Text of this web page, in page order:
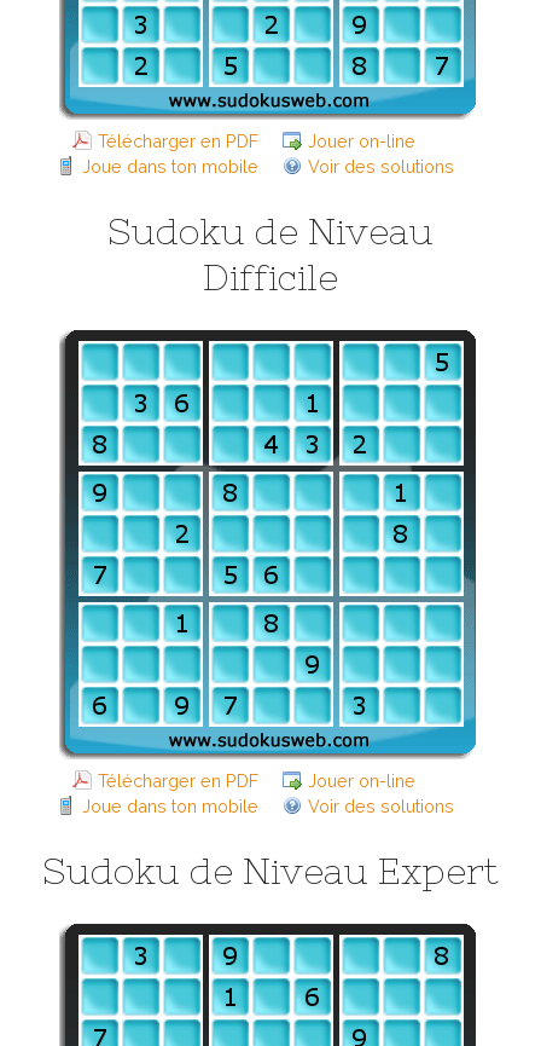
Télécharger en PDF
Jouer on-line
Joue dans ton mobile
Voir des solutions
Sudoku de Niveau
Difficile
Télécharger en PDF
Jouer on-line
Joue dans ton mobile
Voir des solutions
Sudoku de Niveau Expert